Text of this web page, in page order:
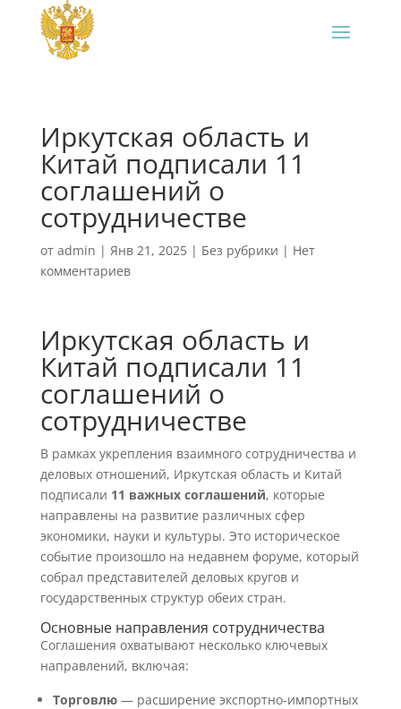
Иркутская область и
Китай подписали 11
соглашений о
сотрудничестве
от admin | Янв 21, 2025| Без рубрики | Нет
комментариев
Иркутская область и
Китай подписали 11
соглашений о
сотрудничестве
В рамках укрепления взаимного сотрудничества и
деловых отношений, Иркутская область и Китай
подписали 11 важных соглашений, которые
направлены на развитие различных сфер
экономики, науки и культуры. Это историческое
событие произошло на недавнем форуме, который
собрал представителей деловых кругов и
государственных структур обеих стран.
Основные направления сотрудничества
Соглашения охватывают несколько ключевых
направлений, включая:
Торговлю— расширение экспортно-импортных